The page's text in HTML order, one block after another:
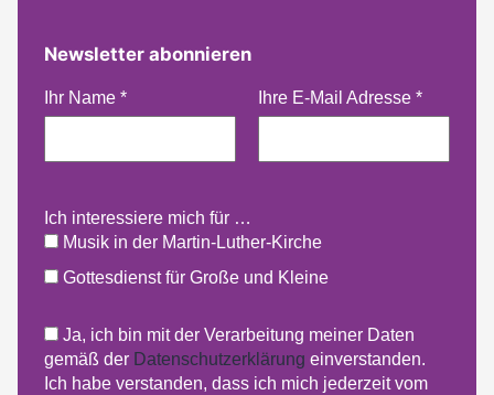
Newsletter abonnieren
Ihr Name * Ihre E-Mail Adresse *
Ich interessiere mich für …
Musik in der Martin-Luther-Kirche
Gottesdienst für Große und Kleine
Ja, ich bin mit der Verarbeitung meiner Daten
gemäß der Datenschutzerklärung einverstanden.
Ich habe verstanden, dass ich mich jederzeit vom